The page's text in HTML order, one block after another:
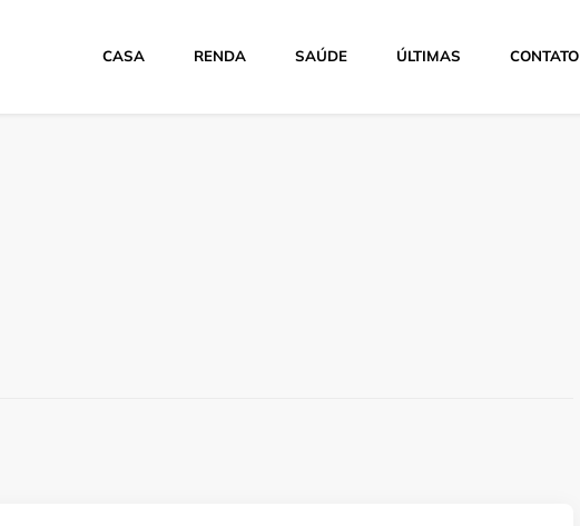
CASA RENDA SAÚDE ÚLTIMAS CONTATO